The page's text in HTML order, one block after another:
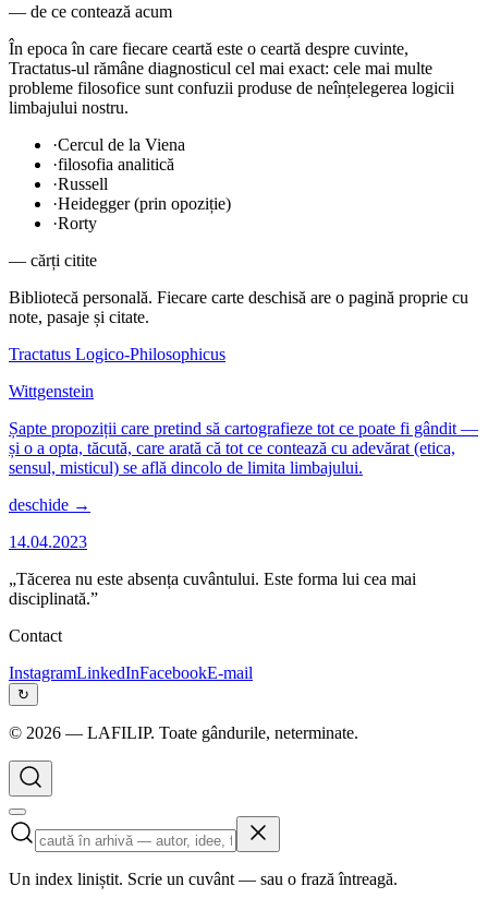
— de ce contează acum
În epoca în care fiecare ceartă este o ceartă despre cuvinte,
Tractatus-ul rămâne diagnosticul cel mai exact: cele mai multe
probleme filosofice sunt confuzii produse de neînțelegerea logicii
limbajului nostru.
·Cercul de la Viena
·filosofia analitică
·Russell
·Heidegger (prin opoziție)
·Rorty
— cărți citite
Bibliotecă personală. Fiecare carte deschisă are o pagină proprie cu
note, pasaje și citate.
Tractatus Logico-Philosophicus
Wittgenstein
Șapte propoziții care pretind să cartografieze tot ce poate fi gândit —
și o a opta, tăcută, care arată că tot ce contează cu adevărat (etica,
sensul, misticul) se află dincolo de limita limbajului.
deschide →
14.04.2023
„Tăcerea nu este absența cuvântului. Este forma lui cea mai
disciplinată.”
Contact
InstagramLinkedInFacebookE-mail
↻
© 2026 — LAFILIP. Toate gândurile, neterminate.
Un index liniștit. Scrie un cuvânt — sau o frază întreagă.